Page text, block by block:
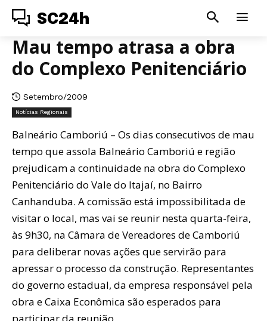
SC24h
Mau tempo atrasa a obra
do Complexo Penitenciário
Setembro/2009
Notícias Regionais
Balneário Camboriú – Os dias consecutivos de mau
tempo que assola Balneário Camboriú e região
prejudicam a continuidade na obra do Complexo
Penitenciário do Vale do Itajaí, no Bairro
Canhanduba. A comissão está impossibilitada de
visitar o local, mas vai se reunir nesta quarta-feira,
às 9h30, na Câmara de Vereadores de Camboriú
para deliberar novas ações que servirão para
apressar o processo da construção. Representantes
do governo estadual, da empresa responsável pela
obra e Caixa Econômica são esperados para
participar da reunião.